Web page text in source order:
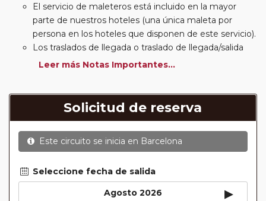
El servicio de maleteros está incluido en la mayor
parte de nuestros hoteles (una única maleta por
persona en los hoteles que disponen de este servicio).
Los traslados de llegada o traslado de llegada/salida
estarán incluidos según itinerario.
suplemento de media pensión (incluirá un número de
almuerzos o cenas señalado en su itinerario).
En muchos itinerarios le incluimos algunas cenas. En
circuitos clásicos Europeos normalmente las entradas
mientras que en viajes regionales y otros viajes
incluimos muchas de las entradas. En todos los
circuitos incluimos visitas con guías locales en las
Leer más Notas Importantes...
Solicitud de reserva
Este circuito se inicia en Barcelona
Seleccione fecha de salida
Agosto 2026
▸